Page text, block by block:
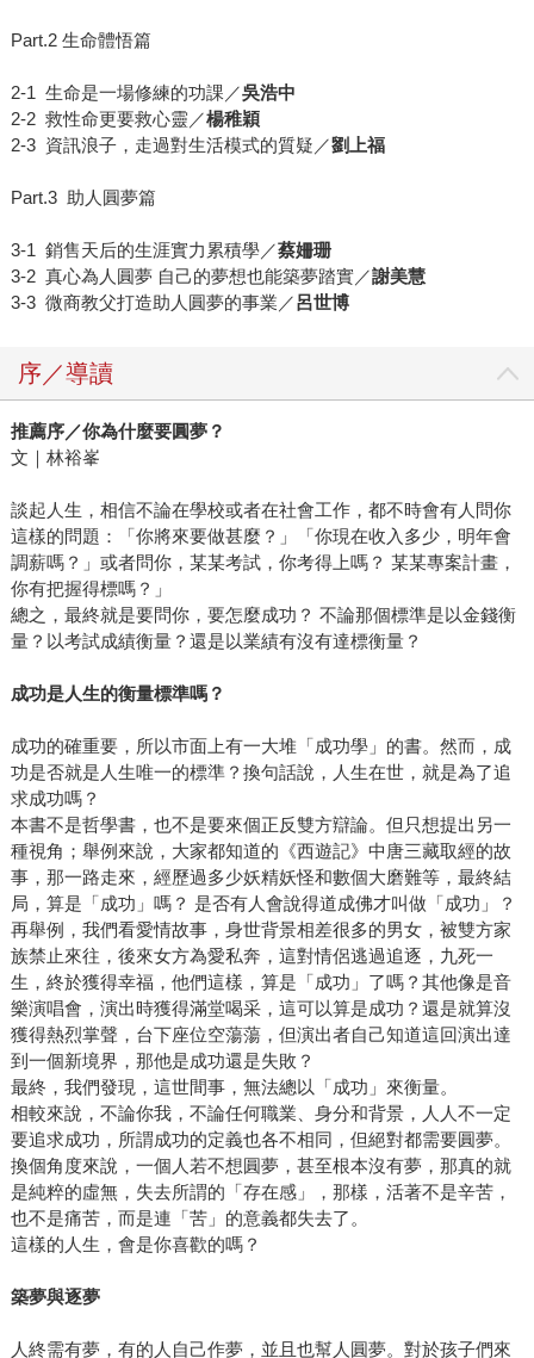
Part.2 生命體悟篇
2-1 生命是一場修練的功課／吳浩中
2-2 救性命更要救心靈／楊稚穎
2-3 資訊浪子，走過對生活模式的質疑／劉上福
Part.3 助人圓夢篇
3-1 銷售天后的生涯實力累積學／蔡姍珊
3-2 真心為人圓夢 自己的夢想也能築夢踏實／謝美慧
3-3 微商教父打造助人圓夢的事業／呂世博
序／導讀
推薦序／你為什麼要圓夢？
文｜林裕峯
談起人生，相信不論在學校或者在社會工作，都不時會有人問你
這樣的問題：「你將來要做甚麼？」「你現在收入多少，明年會
調薪嗎？」或者問你，某某考試，你考得上嗎？ 某某專案計畫，
你有把握得標嗎？」
總之，最終就是要問你，要怎麼成功？ 不論那個標準是以金錢衡
量？以考試成績衡量？還是以業績有沒有達標衡量？
成功是人生的衡量標準嗎？
成功的確重要，所以市面上有一大堆「成功學」的書。然而，成
功是否就是人生唯一的標準？換句話說，人生在世，就是為了追
求成功嗎？
本書不是哲學書，也不是要來個正反雙方辯論。但只想提出另一
種視角；舉例來說，大家都知道的《西遊記》中唐三藏取經的故
事，那一路走來，經歷過多少妖精妖怪和數個大磨難等，最終結
局，算是「成功」嗎？ 是否有人會說得道成佛才叫做「成功」？
再舉例，我們看愛情故事，身世背景相差很多的男女，被雙方家
族禁止來往，後來女方為愛私奔，這對情侶逃過追逐，九死一
生，終於獲得幸福，他們這樣，算是「成功」了嗎？其他像是音
樂演唱會，演出時獲得滿堂喝采，這可以算是成功？還是就算沒
獲得熱烈掌聲，台下座位空蕩蕩，但演出者自己知道這回演出達
到一個新境界，那他是成功還是失敗？
最終，我們發現，這世間事，無法總以「成功」來衡量。
相較來說，不論你我，不論任何職業、身分和背景，人人不一定
要追求成功，所謂成功的定義也各不相同，但絕對都需要圓夢。
換個角度來說，一個人若不想圓夢，甚至根本沒有夢，那真的就
是純粹的虛無，失去所謂的「存在感」，那樣，活著不是辛苦，
也不是痛苦，而是連「苦」的意義都失去了。
這樣的人生，會是你喜歡的嗎？
築夢與逐夢
人終需有夢，有的人自己作夢，並且也幫人圓夢。對於孩子們來